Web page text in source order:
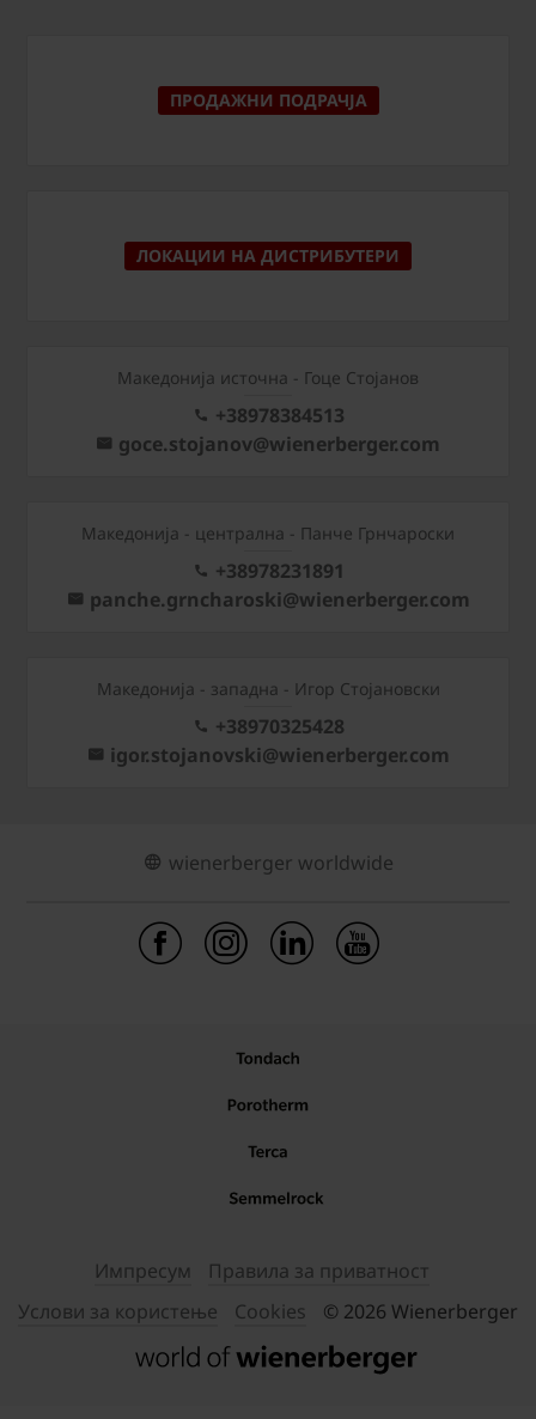
ПРОДАЖНИ ПОДРАЧЈА
ЛОКАЦИИ НА ДИСТРИБУТЕРИ
Македонија источна - Гоце Стојанов
+38978384513
goce.stojanov@wienerberger.com
Mакедонија - централна - Панче Грнчароски
+38978231891
panche.grncharoski@wienerberger.com
Mакедонија - западна - Игор Стојановски
+38970325428
igor.stojanovski@wienerberger.com
wienerberger worldwide
Импресум
Правила за приватност
Услови за користење
Cookies © 2026 Wienerberger